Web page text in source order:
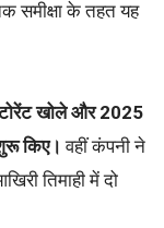
समीक्षा के तहत यह
खोले और 2025
किए।वहीं कंपनी ने
तिमाही में दो